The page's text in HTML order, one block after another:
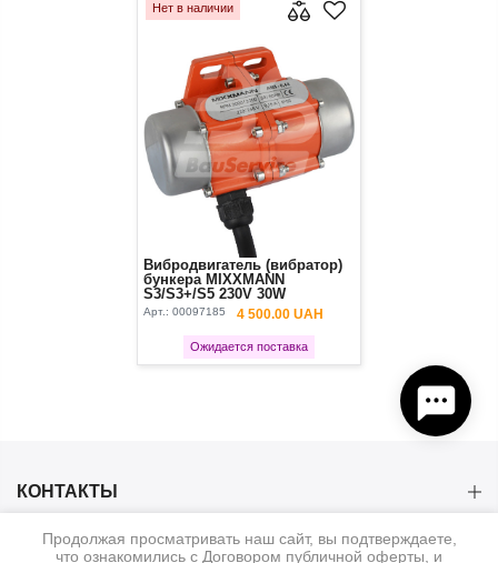
Нет в наличии
Вибродвигатель (вибратор)
бункера MIXXMANN
S3/S3+/S5 230V 30W
Арт.:00097185 4 500.00 UAH
Ожидается поставка
КОНТАКТЫ
КАТЕГОРИИ
Продолжая просматривать наш сайт, вы подтверждаете,
что ознакомились с Договором публичной оферты, и